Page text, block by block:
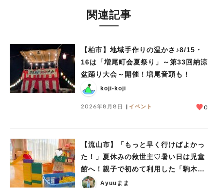
関連記事
【柏市】地域手作りの温かさ♪8/15・
16は「増尾町会夏祭り」～第33回納涼
盆踊り大会～開催！増尾音頭も！
koji-koji
2026年8月8日 イベント 0
【流山市】「もっと早く行けばよかっ
た！」夏休みの救世主♡暑い日は児童
館へ！親子で初めて利用した「駒木台
児童館」レポート
Ayuuまま